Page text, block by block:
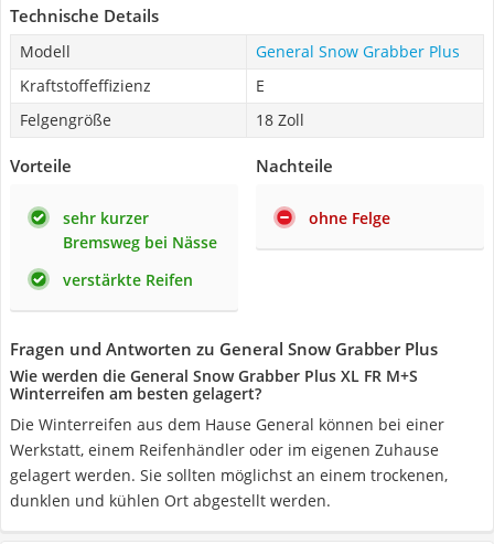
Technische Details
Modell
General Snow Grabber Plus
Kraftstoffeffizienz
E
Felgengröße
18 Zoll
Vorteile
sehr kurzer
Bremsweg bei Nässe
verstärkte Reifen
Nachteile
ohne Felge
Fragen und Antworten zu General Snow Grabber Plus
Wie werden die General Snow Grabber Plus XL FR M+S
Winterreifen am besten gelagert?
Die Winterreifen aus dem Hause General können bei einer
Werkstatt, einem Reifenhändler oder im eigenen Zuhause
gelagert werden. Sie sollten möglichst an einem trockenen,
dunklen und kühlen Ort abgestellt werden.